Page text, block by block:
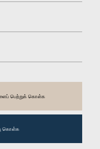
பெற்றுக் கொள்க
கொள்க